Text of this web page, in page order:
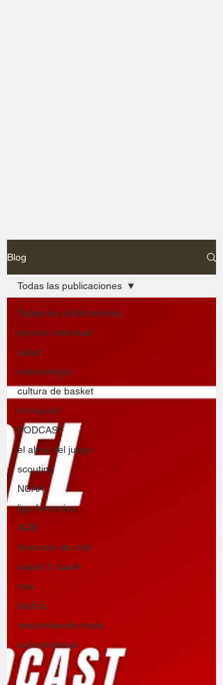
Blog
Todas las publicaciones
técnica individual
salud
metodología
cultura de basket
formación
PODCAST
el alma del juego
scouting
NCAA
liga femenina
ACB
direccion de club
coach 2 coach
nba
táctica
respondiendo mails
contrahistoria
Todas las publicaciones